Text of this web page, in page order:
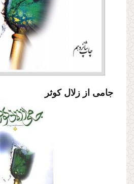
جامى از زلال كوثر